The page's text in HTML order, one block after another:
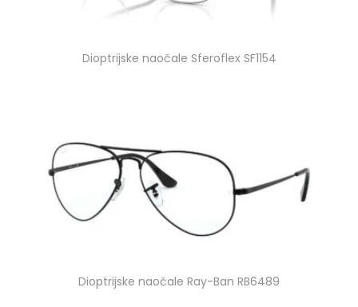
Dioptrijske naočale Sferoflex SF1154
Dioptrijske naočale Ray-Ban RB6489